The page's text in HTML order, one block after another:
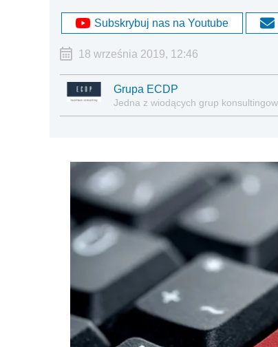
Subskrybuj nas na Youtube
18 września 2019, 12:46
Grupa ECDP
Jedna z wiodących grup